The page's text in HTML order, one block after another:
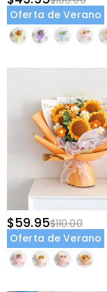
Oferta de Verano
$59.95$110.00
Oferta de Verano